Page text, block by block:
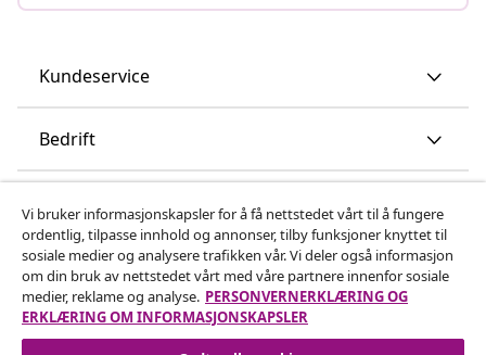
Kundeservice
Bedrift
Oppdag mer
Vi bruker informasjonskapsler for å få nettstedet vårt til å fungere
ordentlig, tilpasse innhold og annonser, tilby funksjoner knyttet til
sosiale medier og analysere trafikken vår. Vi deler også informasjon
om din bruk av nettstedet vårt med våre partnere innenfor sosiale
medier, reklame og analyse. PERSONVERNERKLÆRING OG
ERKLÆRING OM INFORMASJONSKAPSLER